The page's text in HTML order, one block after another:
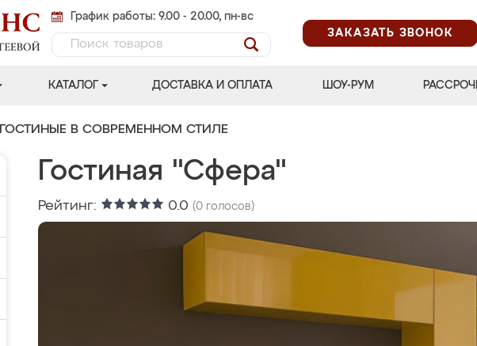
График работы: 9.00 - 20.00, пн-вс
ЗАКАЗАТЬ ЗВОНОК
КАТАЛОГ ДОСТАВКА И ОПЛАТА ШОУ-РУМ
ГОСТИНЫЕ В СОВРЕМЕННОМ СТИЛЕ
Гостиная "Сфера"
Рейтинг: 0.0 (0 голосов)